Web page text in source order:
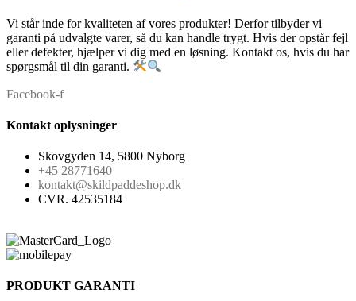
Vi står inde for kvaliteten af vores produkter! Derfor tilbyder vi
garanti på udvalgte varer, så du kan handle trygt. Hvis der opstår fejl
eller defekter, hjælper vi dig med en løsning. Kontakt os, hvis du har
spørgsmål til din garanti.
Facebook-f
Kontakt oplysninger
Skovgyden 14, 5800 Nyborg
+45 28771640
kontakt@skildpaddeshop.dk
CVR. 42535184
PRODUKT GARANTI